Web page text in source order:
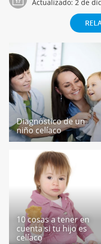
Actualizado: 2 de
Diagnóstico de un
niño celíaco
10 cosas a tener en
cuenta si tu hijo es
celíaco